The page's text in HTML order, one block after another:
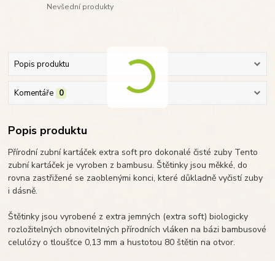
Nevšední produkty
Popis produktu
Komentáře 0
Popis produktu
Přírodní zubní kartáček extra soft pro dokonalé čisté zuby Tento
zubní kartáček je vyroben z bambusu. Štětinky jsou měkké, do
rovna zastřižené se zaoblenými konci, které důkladně vyčistí zuby
i dásně.
Štětinky jsou vyrobené z extra jemných (extra soft) biologicky
rozložitelných obnovitelných přírodních vláken na bázi bambusové
celulózy o tloušťce 0,13 mm a hustotou 80 štětin na otvor.